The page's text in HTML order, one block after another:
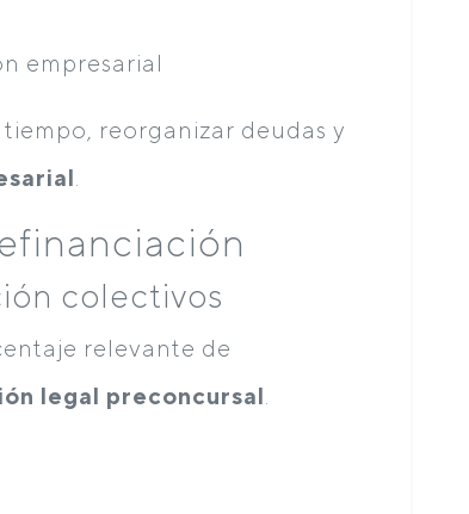
empresarial
reorganizar deudas y
colectivos
relevante de
legal preconcursal